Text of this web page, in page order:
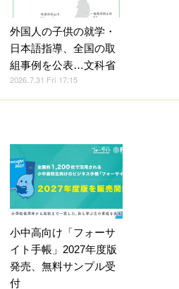
外国人の子供の就学・
日本語指導、全国の取
組事例を公表…文科省
2026.7.31 Fri 17:15
小中高向け「フォーサ
イト手帳」2027年度版
発売、無料サンプル受
付